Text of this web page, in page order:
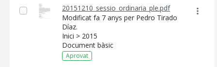
20151210_sessio_ordinaria_ple.pdf
Modificat fa 7 anys per Pedro Tirado
Díaz.
Inici > 2015
Document bàsic
Aprovat